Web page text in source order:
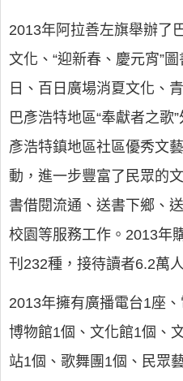
2013年阿拉善左旗舉辦了
文化、“迎新春、慶元宵”
日、百日廣場消夏文化、
巴彥浩特地區“奉獻者之歌
彥浩特鎮地區社區優秀文
動，進一步豐富了民眾的
書借閱流通、送書下鄉、
校園等服務工作。2013年
刊232種，接待讀者6.2萬
2013年擁有廣播電台1座
博物館1個、文化館1個、
站1個、歌舞團1個、民眾